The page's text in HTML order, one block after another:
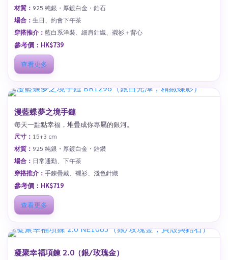
材質： 925 純銀・厚鍍白金・鋯石
場合： 生日、約會下午茶
穿搭推介： 藍白系洋裝、細肩針織、襯衫＋背心
參考價：HK$739
查看更多
漫藍蝶夢之境手鏈
每天一點點幸福，堆疊成你專屬的銀河。
尺寸： 15+3 cm
材質： 925 純銀・厚鍍白金・鋯鑽
場合： 日常通勤、下午茶
穿搭推介： 手鍊疊戴、襯衫、淺色針織
參考價：HK$719
查看更多
凝聚幸福項鍊 2.0（銀/玫瑰金）